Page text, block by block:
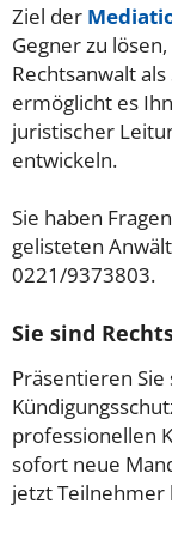
Ziel der
Gegner zu
Rechtsanwalt
ermöglicht es
juristischer
entwickeln.
Sie haben
gelisteten
0221/9373803.
Sie sind
Präsentieren
professionellen
sofort neue
jetzt Teilnehmer